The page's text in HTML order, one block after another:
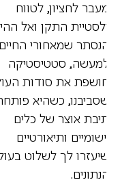
לחציון, לטווח
התקן ואל ההיגיון
שמאחורי החיים.
סטטיסטיקה
את סודות העולם
כשהיא פותחת
אוצר של כלים
ותיאורטיים
לך לשלוט בעולם